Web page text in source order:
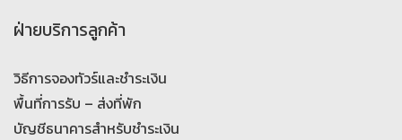
ฝ่ายบริการลูกค้า
วิธีการจองทัวร์และชำระเงิน
พื้นที่การรับ – ส่งที่พัก
บัญชีธนาคารสำหรับชำระเงิน